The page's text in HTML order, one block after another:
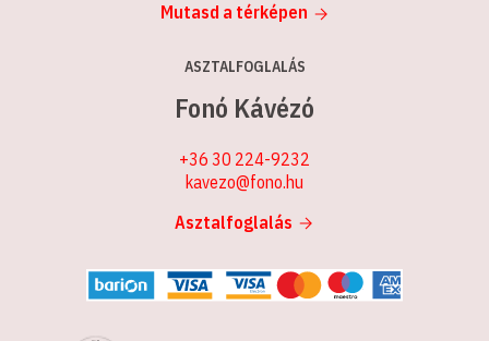
Mutasd a térképen
ASZTALFOGLALÁS
Fonó Kávézó
+36 30 224-9232
kavezo@fono.hu
Asztalfoglalás